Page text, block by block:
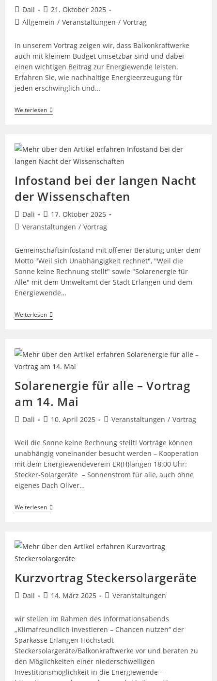
Beitrags-
Autor:
Dali
Beitrag
veröffentlicht:
21. Oktober 2025
Beitrags-
Allgemein / Veranstaltungen / Vortrag
In unserem Vortrag zeigen wir, dass Balkonkraftwerke
auch mit kleinem Budget umsetzbar sind und dabei
einen wichtigen Beitrag zur Energiewende leisten.
Erfahren Sie, wie nachhaltige Energieerzeugung für
jeden erschwinglich und…
WeiterlesenDein
Balkon
In
Infostand bei der langen Nacht
der Wissenschaften
Beitrags-
Autor:
Dali
Beitrag
veröffentlicht:
17. Oktober 2025
Beitrags-
Veranstaltungen / Vortrag
Gemeinschaftsinfostand mit offener Beratung unter dem
Motto "Weil sich Unabhängigkeit rechnet", "Weil die
Sonne keine Rechnung stellt" sowie "Solarenergie für
Alle" mit dem Umweltamt der Stadt Erlangen und dem
Energiewende…
WeiterlesenInfostand
Bei
Der
Solarenergie für alle – Vortrag
am 14. Mai
Beitrags-
Dali
Beitrag
10. April 2025
Beitrags-
Veranstaltungen / Vortrag
Weil die Sonne keine Rechnung stellt! Vorträge können
unabhängig voneinander besucht werden – Kooperation
mit dem Energiewendeverein ER(H)langen 18:00 Uhr:
Stecker-Solargeräte – Sonnenstrom für alle, auch ohne
eigenes Dach Oliver…
WeiterlesenSolarenergie
Für
Am
Mai
Kurzvortrag Steckersolargeräte
Beitrags-
Dali
Beitrag
14. März 2025
Beitrags-
Veranstaltungen
wir stellen im Rahmen des Informationsabends
„Klimafreundlich investieren – Chancen nutzen“ der
Sparkasse Erlangen-Höchstadt
Steckersolargeräte/Balkonkraftwerke vor und beraten zu
den Möglichkeiten einer niederschwelligen
Investitionsmöglichkeit in die Energiewende ---